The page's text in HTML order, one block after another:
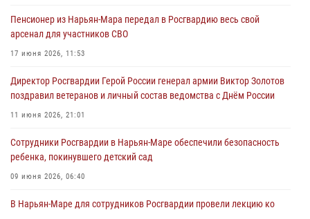
Пенсионер из Нарьян-Мара передал в Росгвардию весь свой
арсенал для участников СВО
17 июня 2026, 11:53
Директор Росгвардии Герой России генерал армии Виктор Золотов
поздравил ветеранов и личный состав ведомства с Днём России
11 июня 2026, 21:01
Сотрудники Росгвардии в Нарьян-Маре обеспечили безопасность
ребенка, покинувшего детский сад
09 июня 2026, 06:40
В Нарьян-Маре для сотрудников Росгвардии провели лекцию ко